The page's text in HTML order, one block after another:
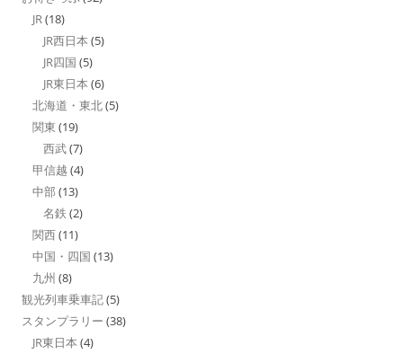
JR (18)
JR西日本 (5)
JR四国 (5)
JR東日本 (6)
北海道・東北(5)
関東 (19)
西武(7)
甲信越 (4)
中部 (13)
名鉄 (2)
関西(11)
中国・四国 (13)
九州 (8)
観光列車乗車記(5)
スタンプラリー (38)
JR東日本 (4)